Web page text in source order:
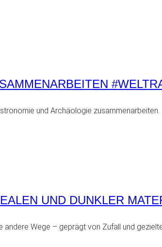
und Archäologie zusammenarbeiten.
UND DUNKLER
Wege – geprägt von Zufall und